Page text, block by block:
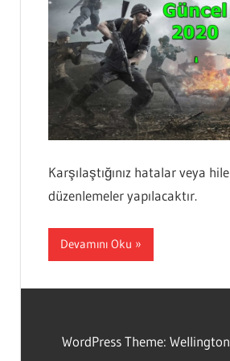
Karşılaştığınız hatalar veya
düzenlemeler yapılacaktır.
Devamını Oku
WordPress Theme: